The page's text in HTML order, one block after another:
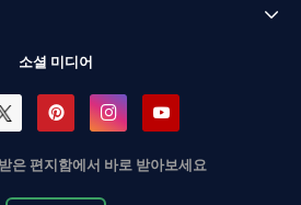
소셜 미디어
은 편지함에서 바로 받아보세요